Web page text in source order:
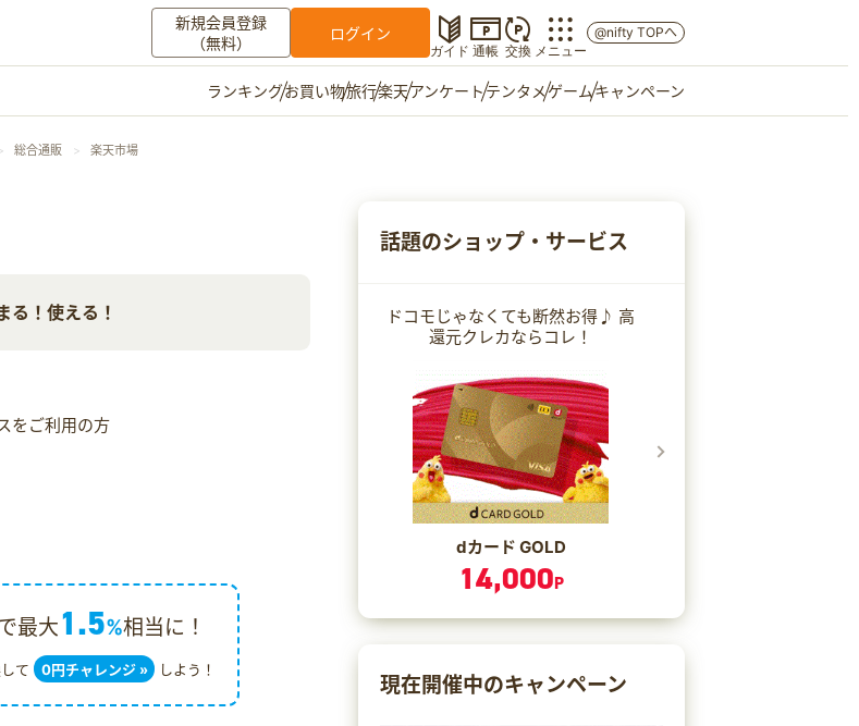
新規会員登録
（無料）
ログイン
ガイド 通帳 交換 メニュー
お知らせ
ご意見箱
@nifty TOPへ
ランキングお買い物旅行楽天アンケートテンタメゲームキャンペーン
総合通販 楽天市場
る！使える！
をご利用の方
最大1.5%相当に！
て 0円チャレンジ » しよう！
話題のショップ・サービス
ドコモじゃなくても断然お得♪ 高
還元クレカならコレ！
dカード GOLD
14,000P
現在開催中のキャンペーン